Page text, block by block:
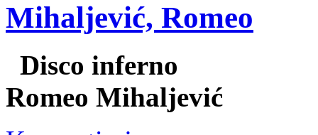
Mihaljević, Romeo
Disco inferno
Romeo Mihaljević